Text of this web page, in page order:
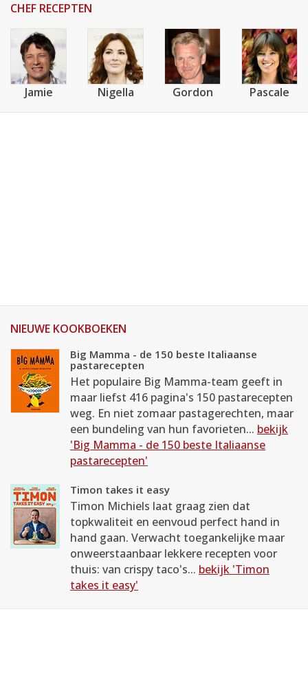
CHEF RECEPTEN
Jamie Nigella Gordon Pascale
NIEUWE KOOKBOEKEN
Big Mamma - de 150 beste Italiaanse
pastarecepten
Het populaire Big Mamma-team geeft in
maar liefst 416 pagina's 150 pastarecepten
weg. En niet zomaar pastagerechten, maar
een bundeling van hun favorieten... bekijk
'Big Mamma - de 150 beste Italiaanse
pastarecepten'
Timon takes it easy
Timon Michiels laat graag zien dat
topkwaliteit en eenvoud perfect hand in
hand gaan. Verwacht toegankelijke maar
onweerstaanbaar lekkere recepten voor
thuis: van crispy taco's... bekijk 'Timon
takes it easy'